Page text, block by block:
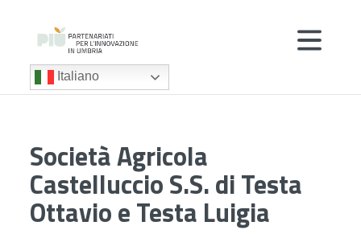
Italiano
Società Agricola
Castelluccio S.S. di Testa
Ottavio e Testa Luigia